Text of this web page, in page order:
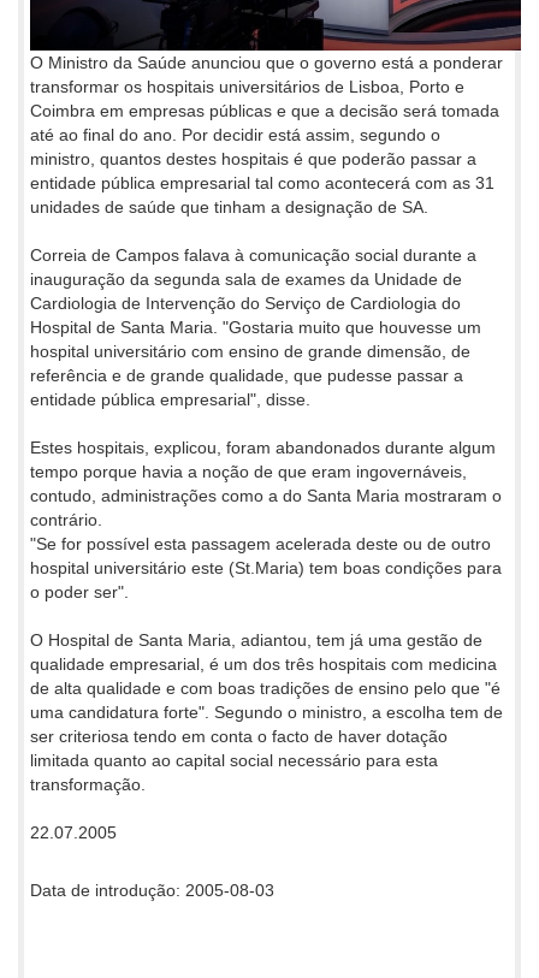
O Ministro da Saúde anunciou que o governo está a ponderar
transformar os hospitais universitários de Lisboa, Porto e
Coimbra em empresas públicas e que a decisão será tomada
até ao final do ano. Por decidir está assim, segundo o
ministro, quantos destes hospitais é que poderão passar a
entidade pública empresarial tal como acontecerá com as 31
unidades de saúde que tinham a designação de SA.
Correia de Campos falava à comunicação social durante a
inauguração da segunda sala de exames da Unidade de
Cardiologia de Intervenção do Serviço de Cardiologia do
Hospital de Santa Maria. "Gostaria muito que houvesse um
hospital universitário com ensino de grande dimensão, de
referência e de grande qualidade, que pudesse passar a
entidade pública empresarial", disse.
Estes hospitais, explicou, foram abandonados durante algum
tempo porque havia a noção de que eram ingovernáveis,
contudo, administrações como a do Santa Maria mostraram o
contrário.
"Se for possível esta passagem acelerada deste ou de outro
hospital universitário este (St.Maria) tem boas condições para
o poder ser".
O Hospital de Santa Maria, adiantou, tem já uma gestão de
qualidade empresarial, é um dos três hospitais com medicina
de alta qualidade e com boas tradições de ensino pelo que "é
uma candidatura forte". Segundo o ministro, a escolha tem de
ser criteriosa tendo em conta o facto de haver dotação
limitada quanto ao capital social necessário para esta
transformação.
22.07.2005
Data de introdução: 2005-08-03